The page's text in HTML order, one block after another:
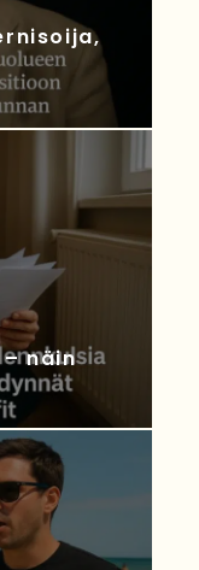
näin